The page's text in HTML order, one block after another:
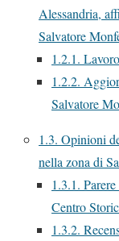
Alessandria,
Salvatore
1.2.1.
1.2.2.
Salvatore
1.3. Opinioni
nella zona di
1.3.1.
Centro
1.3.2.